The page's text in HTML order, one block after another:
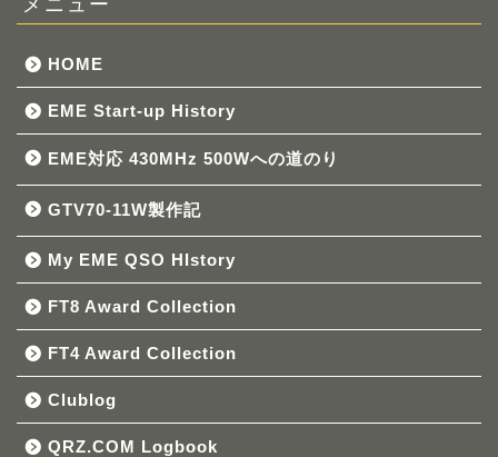
HOME
EME Start-up History
EME対応 430MHz 500Wへの道のり
GTV70-11W製作記
My EME QSO HIstory
FT8 Award Collection
FT4 Award Collection
Clublog
QRZ.COM Logbook